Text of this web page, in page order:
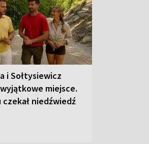
i Sołtysiewicz
miejsce.
czekał niedźwiedź